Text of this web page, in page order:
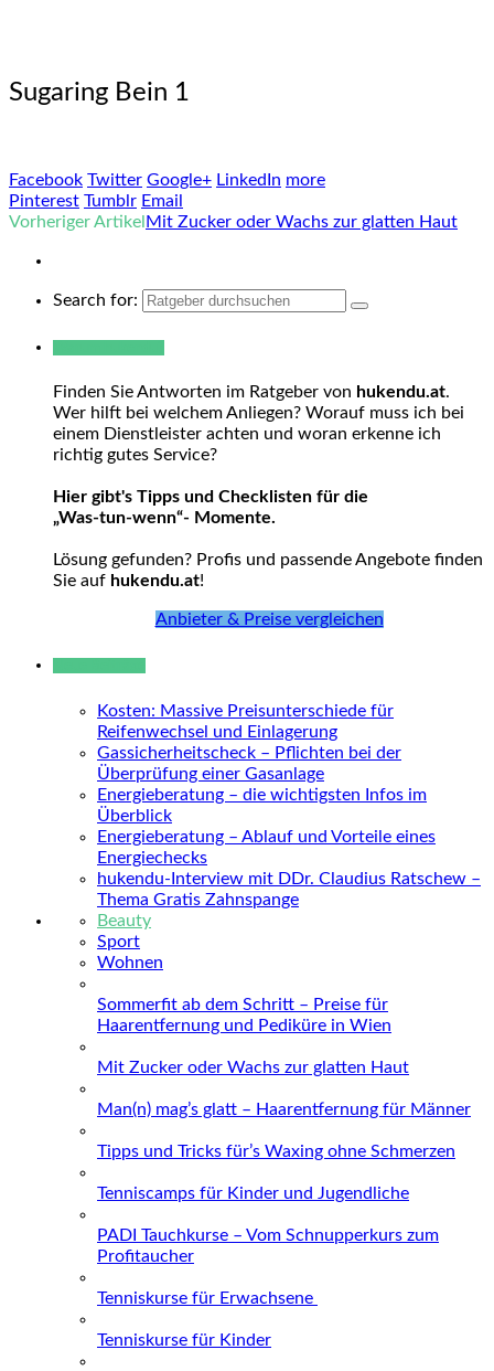
Sugaring Bein 1
Facebook Twitter Google+ LinkedIn more
Pinterest Tumblr Email
Vorheriger Artikel Mit Zucker oder Wachs zur glatten Haut
Search for:
Finden Sie Antworten im Ratgeber von hukendu.at.
Wer hilft bei welchem Anliegen? Worauf muss ich bei
einem Dienstleister achten und woran erkenne ich
richtig gutes Service?
Hier gibt's Tipps und Checklisten für die
„Was-tun-wenn“- Momente.
Lösung gefunden? Profis und passende Angebote finden
Sie auf hukendu.at!
Anbieter & Preise vergleichen
Kosten: Massive Preisunterschiede für
Reifenwechsel und Einlagerung
Gassicherheitscheck – Pflichten bei der
Überprüfung einer Gasanlage
Energieberatung – die wichtigsten Infos im
Überblick
Energieberatung – Ablauf und Vorteile eines
Energiechecks
hukendu-Interview mit DDr. Claudius Ratschew –
Thema Gratis Zahnspange
Beauty
Sport
Wohnen
Sommerfit ab dem Schritt – Preise für
Haarentfernung und Pediküre in Wien
Mit Zucker oder Wachs zur glatten Haut
Man(n) mag’s glatt – Haarentfernung für Männer
Tipps und Tricks für’s Waxing ohne Schmerzen
Tenniscamps für Kinder und Jugendliche
PADI Tauchkurse – Vom Schnupperkurs zum
Profitaucher
Tenniskurse für Erwachsene
Tenniskurse für Kinder